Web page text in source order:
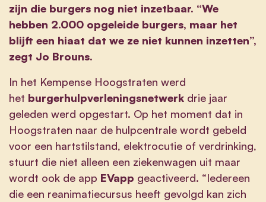
zijn die burgers nog niet inzetbaar. “We
hebben 2.000 opgeleide burgers, maar het
blijft een hiaat dat we ze niet kunnen inzetten”,
zegt Jo Brouns.
In het Kempense Hoogstraten werd
het burgerhulpverleningsnetwerk drie jaar
geleden werd opgestart. Op het moment dat in
Hoogstraten naar de hulpcentrale wordt gebeld
voor een hartstilstand, elektrocutie of verdrinking,
stuurt die niet alleen een ziekenwagen uit maar
wordt ook de app EVapp geactiveerd. “Iedereen
die een reanimatiecursus heeft gevolgd kan zich